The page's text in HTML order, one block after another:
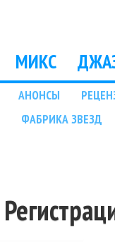
МИКС
АНОНСЫ
ФАБРИКА ЗВЕЗД